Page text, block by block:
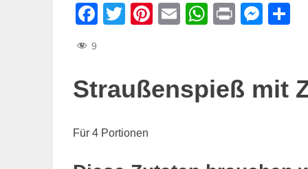
Facebook
Twitter
Pinterest
EmailWhatsApp
Print
9
Straußenspieß mit
Für 4 Portionen